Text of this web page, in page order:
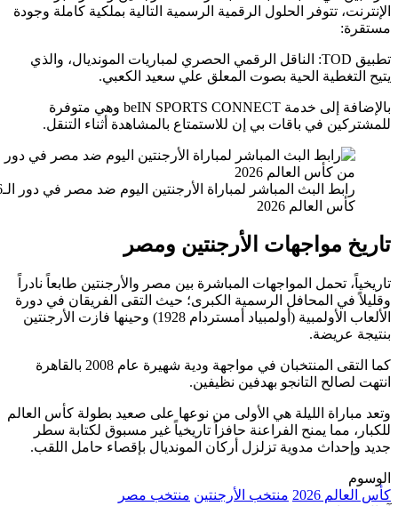
تتوفر الحلول الرقمية الرسمية التالية بملكية كاملة وجودة
تطبيق TOD: الناقل الرقمي الحصري لمباريات المونديال، والذي
الحية بصوت المعلق علي سعيد الكعبي.
بالإضافة إلى خدمة beIN SPORTS CONNECT وهي متوفرة
في باقات بي إن للاستمتاع بالمشاهدة أثناء التنقل.
رابط البث المباشر لمباراة الأرجنتين اليوم ضد مصر في دور الـ16 من
العالم 2026
مواجهات الأرجنتين ومصر
تحمل المواجهات المباشرة بين مصر والأرجنتين طابعاً نادراً
في المحافل الرسمية الكبرى؛ حيث التقى الفريقان في دورة
الألعاب الأولمبية (أولمبياد أمستردام 1928) وحينها فازت الأرجنتين
عريضة.
كما التقى المنتخبان في مواجهة ودية شهيرة عام 2008 بالقاهرة
التانجو بهدفين نظيفين.
الليلة هي الأولى من نوعها على صعيد بطولة كأس العالم
مما يمنح الفراعنة حافزاً تاريخياً غير مسبوق لكتابة سطر
مدوية تزلزل أركان المونديال بإقصاء حامل اللقب.
2026
منتخب الأرجنتين منتخب مصر